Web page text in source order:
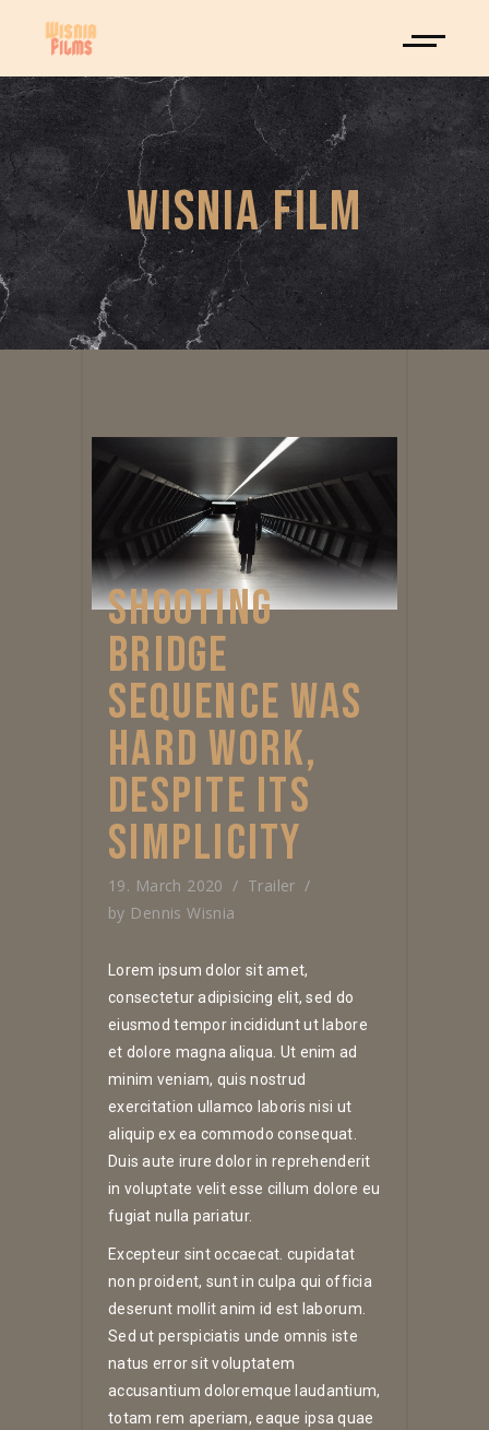
WISNIA FILM
SHOOTING
BRIDGE
SEQUENCE WAS
HARD WORK,
DESPITE ITS
SIMPLICITY
19. March 2020
Trailer
by Dennis Wisnia
Lorem ipsum dolor sit amet,
consectetur adipisicing elit, sed do
eiusmod tempor incididunt ut labore
et dolore magna aliqua. Ut enim ad
minim veniam, quis nostrud
exercitation ullamco laboris nisi ut
aliquip ex ea commodo consequat.
Duis aute irure dolor in reprehenderit
in voluptate velit esse cillum dolore eu
fugiat nulla pariatur.
Excepteur sint occaecat. cupidatat
non proident, sunt in culpa qui officia
deserunt mollit anim id est laborum.
Sed ut perspiciatis unde omnis iste
natus error sit voluptatem
accusantium doloremque laudantium,
totam rem aperiam, eaque ipsa quae